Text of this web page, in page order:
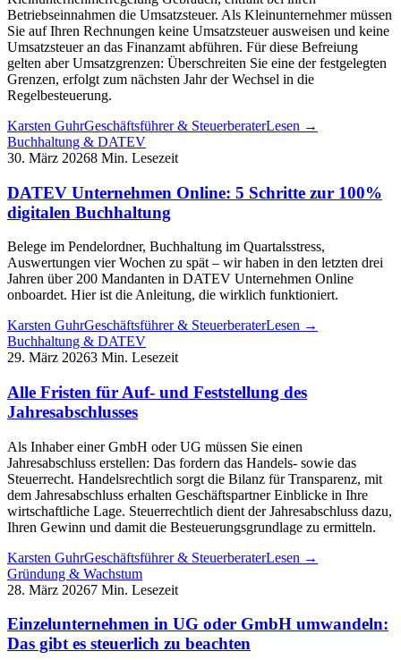
Betriebseinnahmen die Umsatzsteuer. Als Kleinunternehmer müssen
Sie auf Ihren Rechnungen keine Umsatzsteuer ausweisen und keine
Umsatzsteuer an das Finanzamt abführen. Für diese Befreiung
gelten aber Umsatzgrenzen: Überschreiten Sie eine der festgelegten
Grenzen, erfolgt zum nächsten Jahr der Wechsel in die
Regelbesteuerung.
Karsten GuhrGeschäftsführer & SteuerberaterLesen →
Buchhaltung & DATEV
30. März 20268 Min. Lesezeit
DATEV Unternehmen Online: 5 Schritte zur 100%
digitalen Buchhaltung
Belege im Pendelordner, Buchhaltung im Quartalsstress,
Auswertungen vier Wochen zu spät – wir haben in den letzten drei
Jahren über 200 Mandanten in DATEV Unternehmen Online
onboardet. Hier ist die Anleitung, die wirklich funktioniert.
Karsten GuhrGeschäftsführer & SteuerberaterLesen →
Buchhaltung & DATEV
29. März 20263 Min. Lesezeit
Alle Fristen für Auf- und Feststellung des
Jahresabschlusses
Als Inhaber einer GmbH oder UG müssen Sie einen
Jahresabschluss erstellen: Das fordern das Handels- sowie das
Steuerrecht. Handelsrechtlich sorgt die Bilanz für Transparenz, mit
dem Jahresabschluss erhalten Geschäftspartner Einblicke in Ihre
wirtschaftliche Lage. Steuerrechtlich dient der Jahresabschluss dazu,
Ihren Gewinn und damit die Besteuerungsgrundlage zu ermitteln.
Karsten GuhrGeschäftsführer & SteuerberaterLesen →
Gründung & Wachstum
28. März 20267 Min. Lesezeit
Einzelunternehmen in UG oder GmbH umwandeln:
Das gibt es steuerlich zu beachten